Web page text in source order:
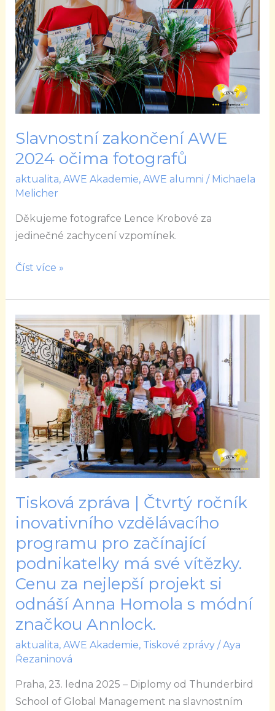
Slavnostní zakončení AWE
2024 očima fotografů
aktualita, AWE Akademie, AWE alumni / Michaela
Melicher
Děkujeme fotografce Lence Krobové za
jedinečné zachycení vzpomínek.
2024
očima
fotografů
Číst více »
Tisková zpráva | Čtvrtý ročník
inovativního vzdělávacího
programu pro začínající
podnikatelky má své vítězky.
Cenu za nejlepší projekt si
odnáší Anna Homola s módní
značkou Annlock.
aktualita, AWE Akademie, Tiskové zprávy/Aya
Řezaninová
Praha, 23. ledna 2025 – Diplomy od Thunderbird
School of Global Management na slavnostním
Tisková
zpráva
|
Čtvrtý
ročník
inovativního
vzdělávacího
programu
pro
začínající
podnikatelky
má
své
vítězky.
Cenu
za
nejlepší
si
odnáší
Anna
Homola
s